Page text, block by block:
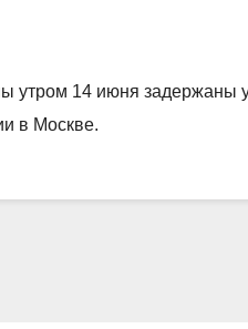
утром 14 июня задержаны
в Москве.